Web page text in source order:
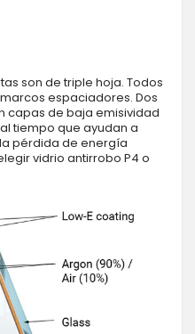
son de triple hoja. Todos
espaciadores. Dos
capas de baja emisividad
tiempo que ayudan a
pérdida de energía
vidrio antirrobo P4 o